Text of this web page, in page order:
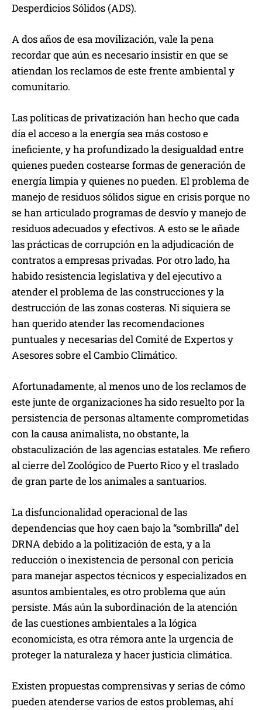
Desperdicios Sólidos (ADS).
A dos años de esa movilización, vale la pena
recordar que aún es necesario insistir en que se
atiendan los reclamos de este frente ambiental y
comunitario.
Las políticas de privatización han hecho que cada
día el acceso a la energía sea más costoso e
ineficiente, y ha profundizado la desigualdad entre
quienes pueden costearse formas de generación de
energía limpia y quienes no pueden. El problema de
manejo de residuos sólidos sigue en crisis porque no
se han articulado programas de desvío y manejo de
residuos adecuados y efectivos. A esto se le añade
las prácticas de corrupción en la adjudicación de
contratos a empresas privadas. Por otro lado, ha
habido resistencia legislativa y del ejecutivo a
atender el problema de las construcciones y la
destrucción de las zonas costeras. Ni siquiera se
han querido atender las recomendaciones
puntuales y necesarias del Comité de Expertos y
Asesores sobre el Cambio Climático.
Afortunadamente, al menos uno de los reclamos de
este junte de organizaciones ha sido resuelto por la
persistencia de personas altamente comprometidas
con la causa animalista, no obstante, la
obstaculización de las agencias estatales. Me refiero
al cierre del Zoológico de Puerto Rico y el traslado
de gran parte de los animales a santuarios.
La disfuncionalidad operacional de las
dependencias que hoy caen bajo la “sombrilla” del
DRNA debido a la politización de esta, y a la
reducción o inexistencia de personal con pericia
para manejar aspectos técnicos y especializados en
asuntos ambientales, es otro problema que aún
persiste. Más aún la subordinación de la atención
de las cuestiones ambientales a la lógica
economicista, es otra rémora ante la urgencia de
proteger la naturaleza y hacer justicia climática.
Existen propuestas comprensivas y serias de cómo
pueden atenderse varios de estos problemas, ahí